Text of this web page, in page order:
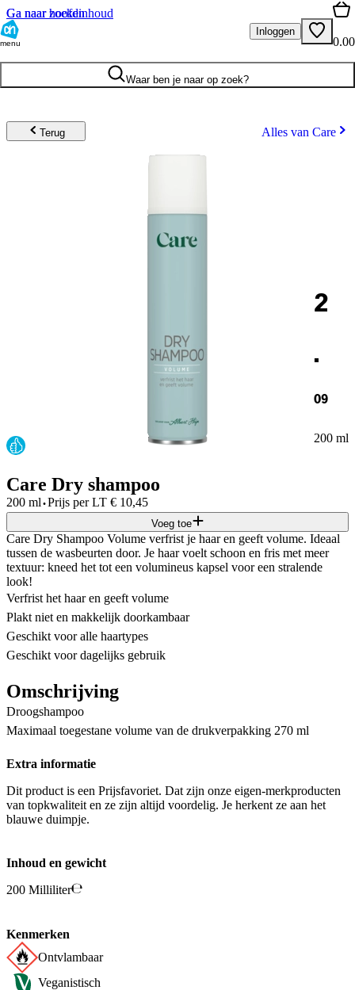
Ga naar hoofdinhoud
Ga naar zoeken
menu
Inloggen
0.00
Waar ben je naar op zoek?
Terug Alles van Care
2
.
09
200 ml
Care Dry shampoo
200 ml·Prijs per LT € 10,45
Voeg toe
Care Dry Shampoo Volume verfrist je haar en geeft volume. Ideaal
tussen de wasbeurten door. Je haar voelt schoon en fris met meer
textuur: kneed het tot een volumineus kapsel voor een stralende
look!
Verfrist het haar en geeft volume
Plakt niet en makkelijk doorkambaar
Geschikt voor alle haartypes
Geschikt voor dagelijks gebruik
Omschrijving
Droogshampoo
Maximaal toegestane volume van de drukverpakking 270 ml
Extra informatie
Dit product is een Prijsfavoriet. Dat zijn onze eigen-merkproducten
van topkwaliteit en ze zijn altijd voordelig. Je herkent ze aan het
blauwe duimpje.
Inhoud en gewicht
200 Milliliter
Kenmerken
Ontvlambaar
Veganistisch